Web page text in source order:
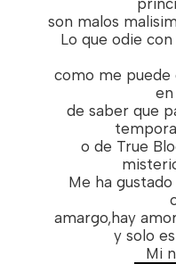
son malos
Lo que odie
como me puede
en
de saber que
o de True
Me ha
amargo,hay
y solo
Mi